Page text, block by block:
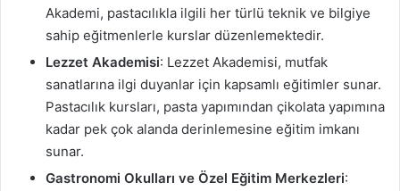
Akademi, pastacılıkla ilgili her türlü teknik ve bilgiye
sahip eğitmenlerle kurslar düzenlemektedir.
Lezzet Akademisi: Lezzet Akademisi, mutfak
sanatlarına ilgi duyanlar için kapsamlı eğitimler sunar.
Pastacılık kursları, pasta yapımından çikolata yapımına
kadar pek çok alanda derinlemesine eğitim imkanı
sunar.
Gastronomi Okulları ve Özel Eğitim Merkezleri: